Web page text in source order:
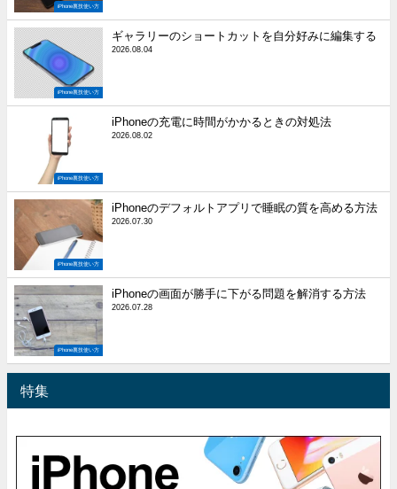
iPhone裏技使い方
iPhone裏技使い方
ギャラリーのショートカットを自分好みに編集する
2026.08.04
iPhone裏技使い方
iPhoneの充電に時間がかかるときの対処法
2026.08.02
iPhone裏技使い方
iPhoneのデフォルトアプリで睡眠の質を高める方法
2026.07.30
iPhone裏技使い方
iPhoneの画面が勝手に下がる問題を解消する方法
2026.07.28
特集